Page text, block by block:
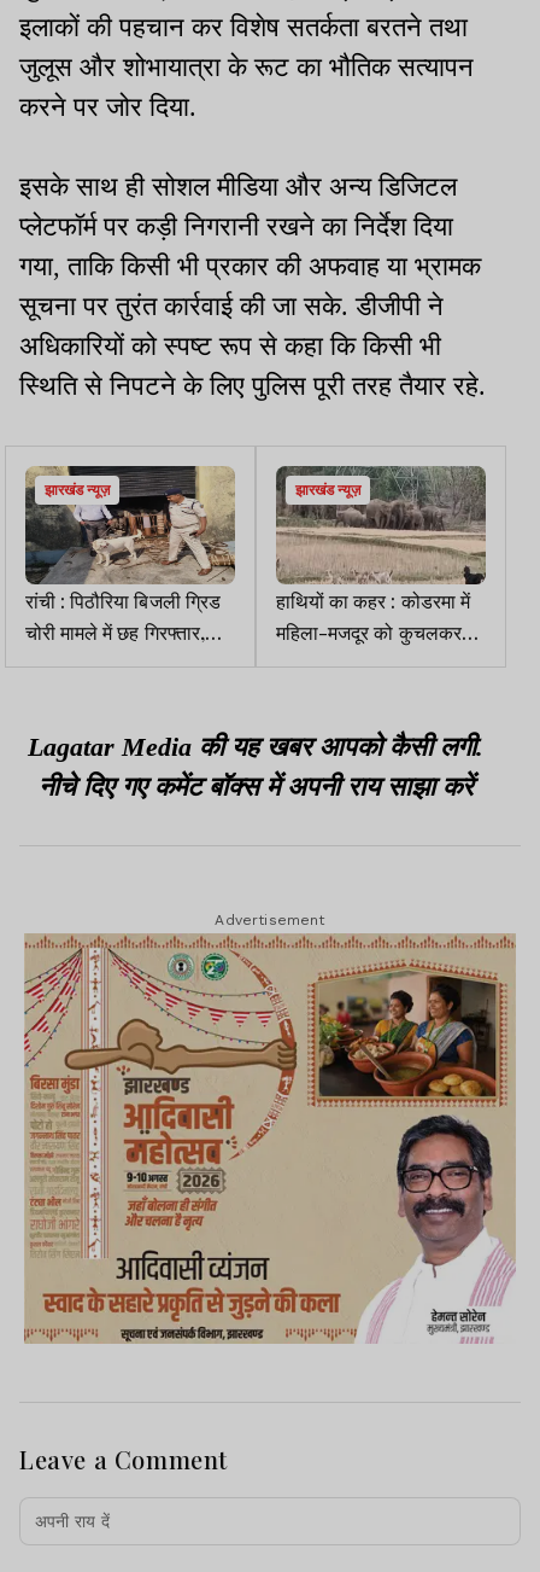
इलाकों की पहचान कर विशेष सतर्कता बरतने तथा
जुलूस और शोभायात्रा के रूट का भौतिक सत्यापन
करने पर जोर दिया.
इसके साथ ही सोशल मीडिया और अन्य डिजिटल
प्लेटफॉर्म पर कड़ी निगरानी रखने का निर्देश दिया
गया, ताकि किसी भी प्रकार की अफवाह या भ्रामक
सूचना पर तुरंत कार्रवाई की जा सके. डीजीपी ने
अधिकारियों को स्पष्ट रूप से कहा कि किसी भी
स्थिति से निपटने के लिए पुलिस पूरी तरह तैयार रहे.
झारखंड न्यूज़
रांची : पिठौरिया बिजली ग्रिड
चोरी मामले में छह गिरफ्तार,
पूछताछ जारी
झारखंड न्यूज़
हाथियों का कहर : कोडरमा में
महिला-मजदूर को कुचलकर
मार डाला, गुमला में बुजुर्ग गंभीर
Lagatar Media की यह खबर आपको कैसी लगी.
नीचे दिए गए कमेंट बॉक्स में अपनी राय साझा करें
Advertisement
Leave a Comment